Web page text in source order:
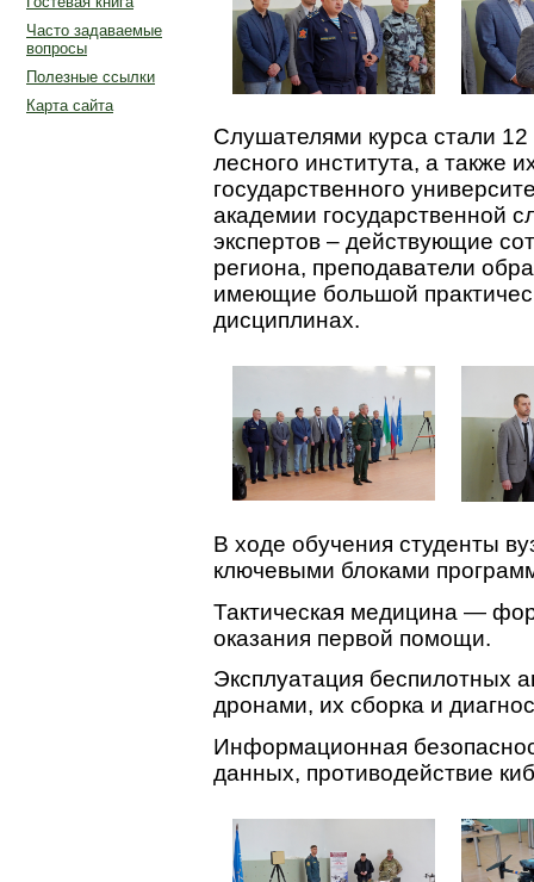
Часто задаваемые
вопросы
Полезные ссылки
Карта сайта
Слушателями курса стали 12
лесного института, а также
государственного
академии государственной
экспертов – действующие
региона, преподаватели
имеющие большой
дисциплинах.
В ходе обучения студенты
ключевыми блоками
Тактическая медицина —
оказания первой помощи.
Эксплуатация беспилотных
дронами, их сборка и
Информационная
данных, противодействие